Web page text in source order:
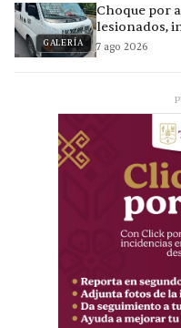
GALERÍA
Choque por
lesionados,
7 ago 2026